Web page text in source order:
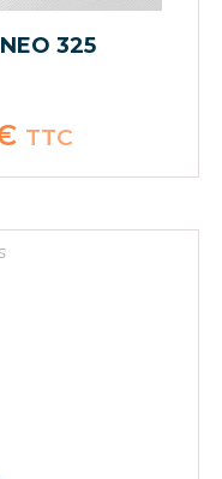
325
Le
prix
est :
TTC